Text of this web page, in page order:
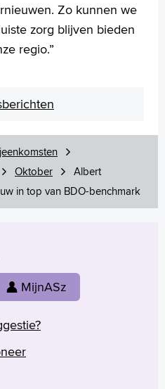
Zo kunnen we
zorg blijven bieden
regio.”
Oktober
Albert
in top van BDO-benchmark
MijnASz